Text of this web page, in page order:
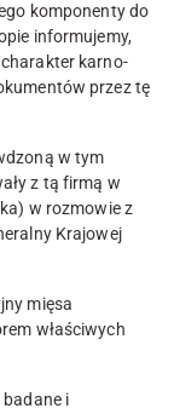
komponenty do
informujemy,
karno-
przez tę
w tym
z tą firmą w
w rozmowie z
Krajowej
mięsa
właściwych
badane i